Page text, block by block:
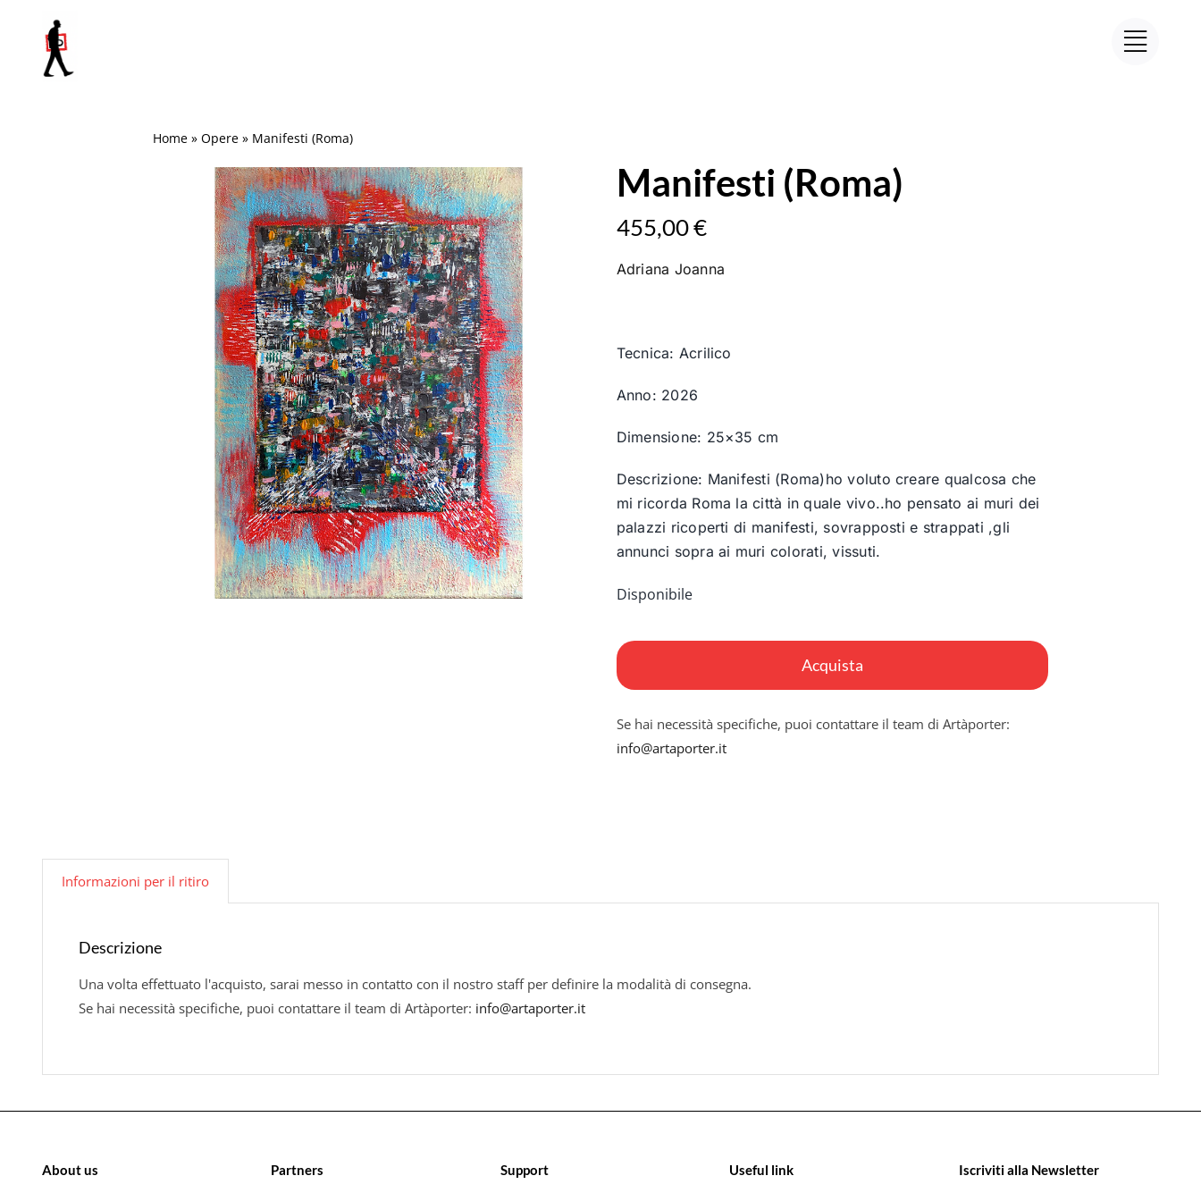
contenuto
Home »Opere » Manifesti (Roma)
Manifesti (Roma)
455,00€
Adriana Joanna
Tecnica: Acrilico
Anno: 2026
Dimensione: 25×35 cm
Descrizione: Manifesti (Roma)ho voluto creare qualcosa che
mi ricorda Roma la città in quale vivo..ho pensato ai muri dei
palazzi ricoperti di manifesti, sovrapposti e strappati ,gli
annunci sopra ai muri colorati, vissuti.
Disponibile
Acquista
Se hai necessità specifiche, puoi contattare il team di Artàporter:
info@artaporter.it
Informazioni per il ritiro
Descrizione
Una volta effettuato l'acquisto, sarai messo in contatto con il nostro staff per definire la modalità di consegna.
Se hai necessità specifiche, puoi contattare il team di Artàporter: info@artaporter.it
About us Partners Support Useful link Iscriviti alla Newsletter